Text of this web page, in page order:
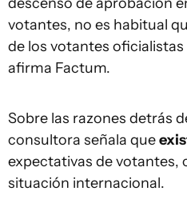
votantes, no es habitual
de los votantes
afirma Factum.
Sobre las razones detrás
consultora señala que
expectativas de votantes,
situación internacional.